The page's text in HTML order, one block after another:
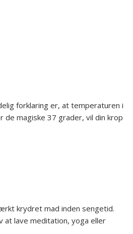
forklaring er, at temperaturen i
magiske 37 grader, vil din krop
krydret mad inden sengetid.
at lave meditation, yoga eller